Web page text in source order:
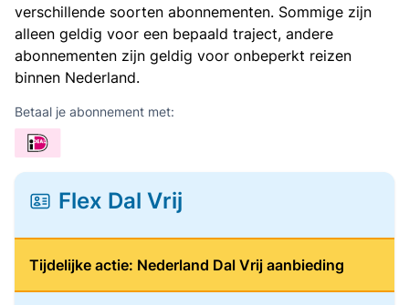
verschillende soorten abonnementen. Sommige zijn
alleen geldig voor een bepaald traject, andere
abonnementen zijn geldig voor onbeperkt reizen
binnen Nederland.
Betaal je abonnement met:
Flex Dal Vrij
Tijdelijke actie: Nederland Dal Vrij aanbieding